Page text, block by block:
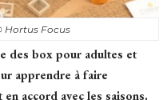
Hortus Focus
des box pour adultes et
apprendre à faire
accord avec les saisons.